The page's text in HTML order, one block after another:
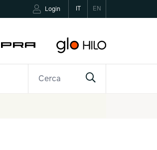
EN
Login